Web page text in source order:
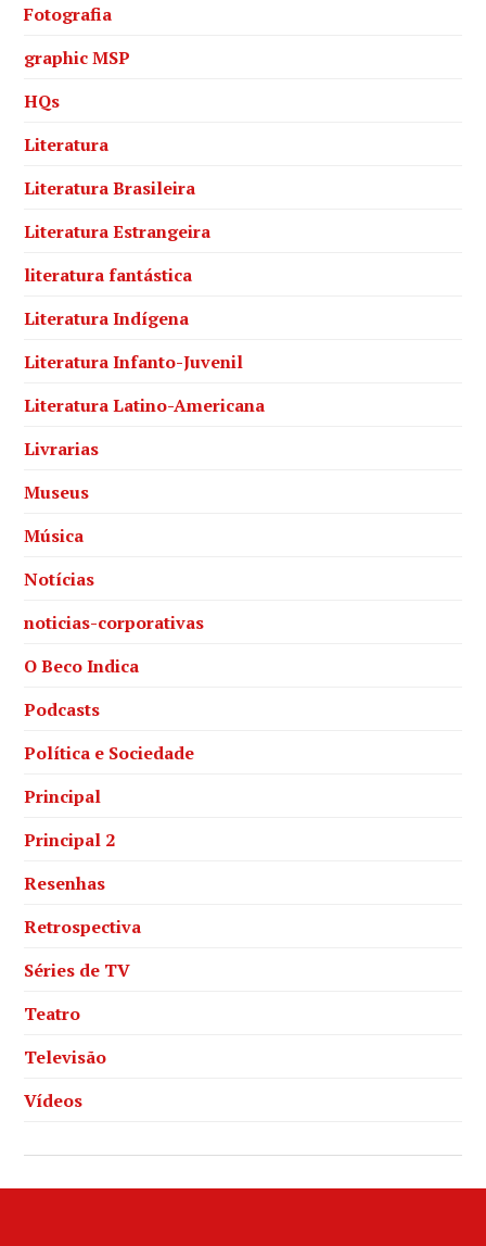
Fotografia
graphic MSP
HQs
Literatura
Literatura Brasileira
Literatura Estrangeira
literatura fantástica
Literatura Indígena
Literatura Infanto-Juvenil
Literatura Latino-Americana
Livrarias
Museus
Música
Notícias
noticias-corporativas
O Beco Indica
Podcasts
Política e Sociedade
Principal
Principal 2
Resenhas
Retrospectiva
Séries de TV
Teatro
Televisão
Vídeos